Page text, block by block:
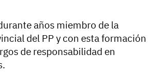
años miembro de la
del PP y con esta formación
de responsabilidad en